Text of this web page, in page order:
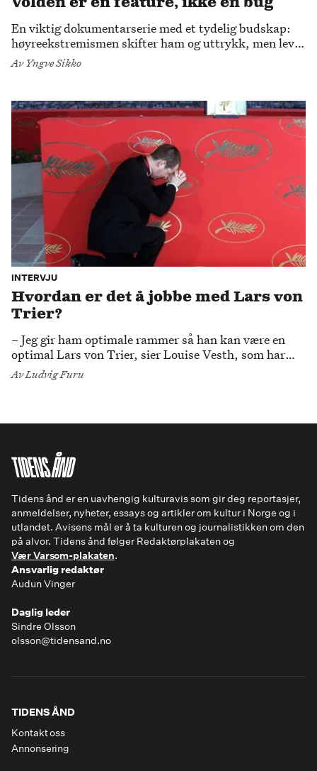
Volden er en feature, ikke en bug
En viktig dokumentarserie med et tydelig budskap:
høyreekstremismen skifter ham og uttrykk, men lever
blant oss.
Av Yngve Sikko
INTERVJU
Hvordan er det å jobbe med Lars von
Trier?
– Jeg gir ham optimale rammer så han kan være en
optimal Lars von Trier, sier Louise Vesth, som har
vært produsenten hans i 12 år. Hun nekter for å være
von Triers høyre hånd, men joda, han vet nok hva hun
AvLudvig Furu
Tidens ånd er en uavhengig kulturavis som gir deg reportasjer,
anmeldelser, nyheter, essays og artikler om kultur i Norge og i
utlandet. Avisens mål er å ta kulturen og journalistikken om den
på alvor. Tidens ånd følger Redaktørplakaten og
Vær Varsom-plakaten.
Ansvarlig redaktør
Audun Vinger
Daglig leder
Sindre Olsson
olsson@tidensand.no
TIDENS ÅND
Kontakt oss
Annonsering